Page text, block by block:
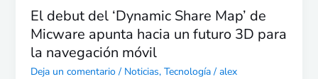
El debut del ‘Dynamic Share Map’ de
Micware apunta hacia un futuro 3D para
la navegación móvil
Deja un comentario / Noticias, Tecnología/ alex
del
‘Dynamic
Share
Map’